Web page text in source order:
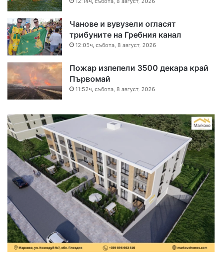
Чанове и вувузели огласят
трибуните на Гребния канал
12:05ч, събота, 8 август, 2026
Пожар изпепели 3500 декара край
Първомай
11:52ч, събота, 8 август, 2026